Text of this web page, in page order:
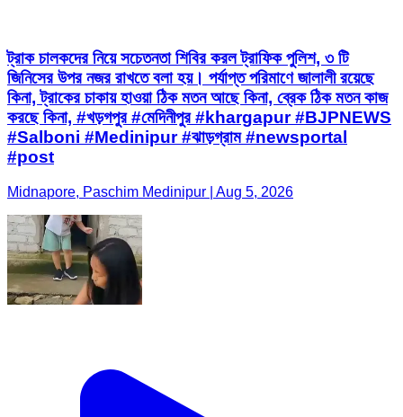
ট্রাক চালকদের নিয়ে সচেতনতা শিবির করল ট্রাফিক পুলিশ, ৩ টি
জিনিসের উপর নজর রাখতে বলা হয়। পর্যাপ্ত পরিমাণে জালালী রয়েছে
কিনা, ট্রাকের চাকায় হাওয়া ঠিক মতন আছে কিনা, ব্রেক ঠিক মতন কাজ
করছে কিনা, #খড়গপুর #মেদিনীপুর #khargapur #BJPNEWS
#Salboni #Medinipur #ঝাড়গ্রাম #newsportal
#post
Midnapore, Paschim Medinipur | Aug 5, 2026